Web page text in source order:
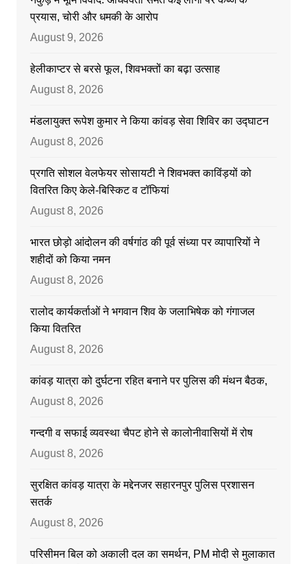
प्रयास, चोरी और धमकी के आरोप
August 9, 2026
हेलीकाप्टर से बरसे फूल, शिवभक्तों का बढ़ा उत्साह
August 8, 2026
मंडलायुक्त रूपेश कुमार ने किया कांवड़ सेवा शिविर का उद्घाटन
August 8, 2026
प्रगति सोशल वेलफेयर सोसायटी ने शिवभक्त काविंड़यों को
वितरित किए केले-बिस्किट व टॉफियां
August 8, 2026
भारत छोड़ो आंदोलन की वर्षगांठ की पूर्व संध्या पर व्यापारियों ने
शहीदों को किया नमन
August 8, 2026
रालोद कार्यकर्ताओं ने भगवान शिव के जलाभिषेक को गंगाजल
किया वितरित
August 8, 2026
कांवड़ यात्रा को दुर्घटना रहित बनाने पर पुलिस की मंथन बैठक,
August 8, 2026
गन्दगी व सफाई व्यवस्था चैपट होने से कालोनीवासियों में रोष
August 8, 2026
सुरक्षित कांवड़ यात्रा के मद्देनजर सहारनपुर पुलिस प्रशासन
सतर्क
August 8, 2026
परिसीमन बिल को अकाली दल का समर्थन, PM मोदी से मुलाकात